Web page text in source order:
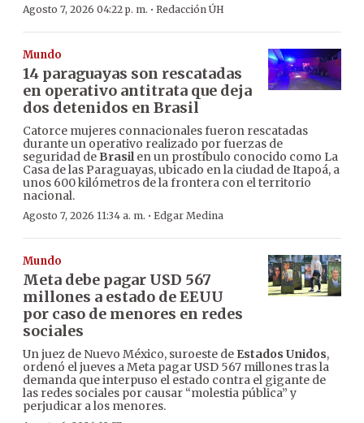
Agosto 7, 2026 04:22 p. m. · Redacción ÚH
Mundo
14 paraguayas son rescatadas
en operativo antitrata que deja
dos detenidos en Brasil
Catorce mujeres connacionales fueron rescatadas
durante un operativo realizado por fuerzas de
seguridad de Brasilen un prostíbulo conocido como La
Casa de las Paraguayas, ubicado en la ciudad de Itapoá, a
unos 600 kilómetros de la frontera con el territorio
nacional.
Agosto 7, 2026 11:34 a. m. · Edgar Medina
Mundo
Meta debe pagar USD 567
millones a estado de EEUU
por caso de menores en redes
sociales
Un juez de Nuevo México, suroeste de Estados Unidos,
ordenó el jueves a Meta pagar USD 567 millones tras la
demanda que interpuso el estado contra el gigante de
las redes sociales por causar “molestia pública” y
perjudicar a los menores.